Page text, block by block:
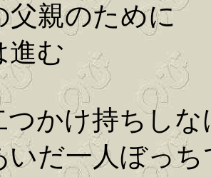
父親のために
進む
つかけ持ちし
だ一人ぼっち